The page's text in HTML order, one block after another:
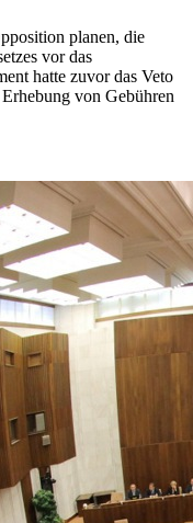
planen, die
vor das
hatte zuvor das Veto
von Gebühren